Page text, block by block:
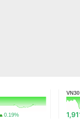
0.19%
VN30